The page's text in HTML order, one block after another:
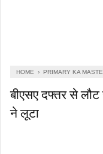
HOME › PRIMARY KA
बीएसए दफ्तर से लौट
ने लूटा